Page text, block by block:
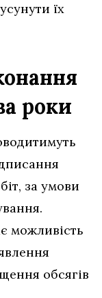
їх
роки
за умови
можливість
обсягів